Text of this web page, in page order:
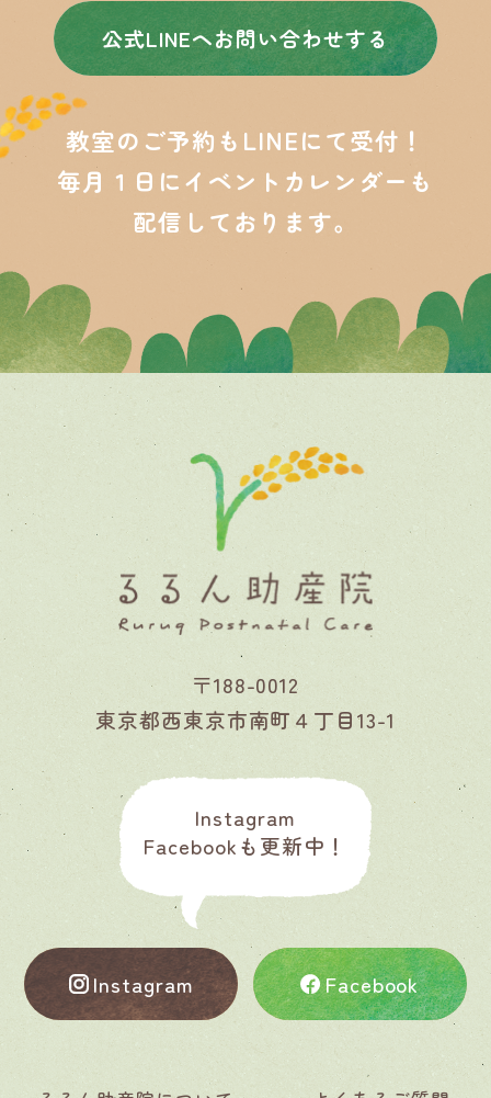
公式LINEヘお問い合わせする
教室のご予約もLINEにて受付！
毎月１日にイベントカレンダーも
配信しております。
〒188-0012
東京都西東京市南町４丁目13-1
Instagram
Facebookも更新中！
Instagram Facebook